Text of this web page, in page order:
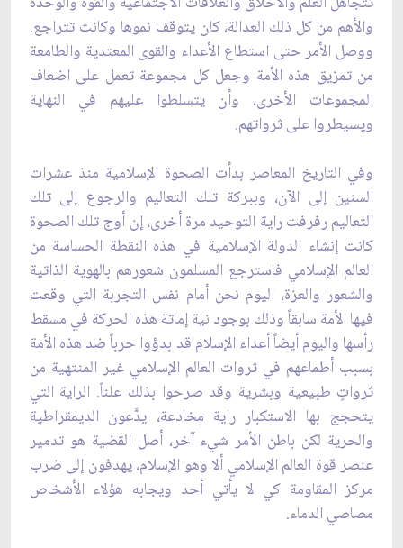
والأهم من كل ذلك العدالة، كان يتوقف نموها وكانت تتراجع.
ووصل الأمر حتى استطاع الأعداء والقوى المعتدية والطامعة
من تمزيق هذه الأمة وجعل كل مجموعة تعمل على اضعاف
المجموعات الأخرى، وأن يتسلطوا عليهم في النهاية
ويسيطروا على ثرواتهم.
وفي التاريخ المعاصر بدأت الصحوة الإسلامية منذ عشرات
السنين إلى الآن، وببركة تلك التعاليم والرجوع إلى تلك
التعاليم رفرفت راية التوحيد مرة أخرى، إن أوج تلك الصحوة
كانت إنشاء الدولة الإسلامية في هذه النقطة الحساسة من
العالم الإسلامي فاسترجع المسلمون شعورهم بالهوية الذاتية
والشعور والعزة، اليوم نحن أمام نفس التجربة التي وقعت
فيها الأمة سابقاً وذلك بوجود نية إماتة هذه الحركة في مسقط
رأسها واليوم أيضاً أعداء الإسلام قد بدؤوا حرباً ضد هذه الأمة
بسبب أطماعهم في ثروات العالم الإسلامي غير المنتهية من
ثرواتٍ طبيعية وبشرية وقد صرحوا بذلك علناً. الراية التي
يتحجج بها الاستكبار راية مخادعة، يدَّعون الديمقراطية
والحرية لكن باطن الأمر شي‏ء آخر، أصل القضية هو تدمير
عنصر قوة العالم الإسلامي ألا وهو الإسلام، يهدفون إلى ضرب
مركز المقاومة كي لا يأتي أحد ويجابه هؤلاء الأشخاص
مصاصي الدماء.